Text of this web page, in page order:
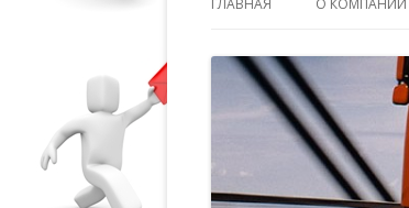
ГЛАВНАЯ О КОМПАНИИ